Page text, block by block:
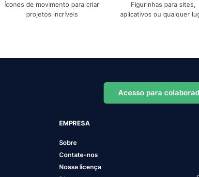
Ícones de movimento para criar
projetos incríveis
Figurinhas para sites,
aplicativos ou qualquer
Acesso para
EMPRESA
Sobre
Contate-nos
Nossa licença